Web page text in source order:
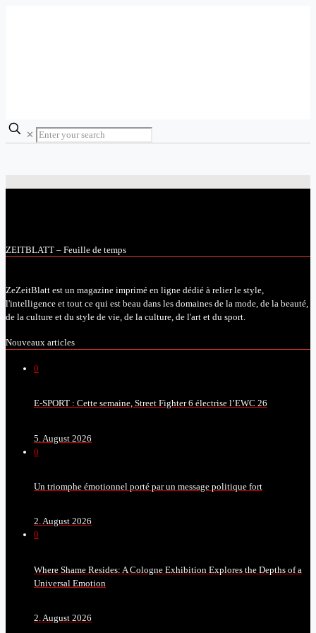
✕
ZEITBLATT – Feuille de temps
ZeZeitBlatt est un magazine imprimé en ligne dédié à relier le style,
l'intelligence et tout ce qui est beau dans les domaines de la mode, de la beauté,
de la culture et du style de vie, de la culture, de l'art et du sport.
Nouveaux articles
0
E-SPORT : Cette semaine, Street Fighter 6 électrise l’EWC 26
5. August 2026
0
Un triomphe émotionnel porté par un message politique fort
2. August 2026
0
Where Shame Resides: A Cologne Exhibition Explores the Depths of a
Universal Emotion
2. August 2026